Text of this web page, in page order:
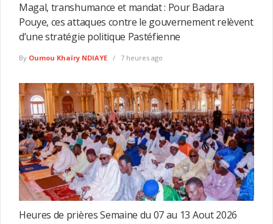
Magal, transhumance et mandat : Pour Badara
Pouye, ces attaques contre le gouvernement relèvent
d’une stratégie politique Pastéfienne
By Oumou Khaïry NDIAYE 7 heures ago
Heures de prières Semaine du 07 au 13 Aout 2026